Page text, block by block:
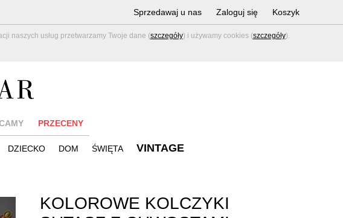
naszych usług przetwarzamy Twoje dane (szczegóły) i używamy cookies (szczegóły).
Sprzedawaj u nas Zaloguj się Koszyk
PRZECENY
DZIECKO DOM ŚWIĘTA VINTAGE
KOLOROWE KOLCZYKI